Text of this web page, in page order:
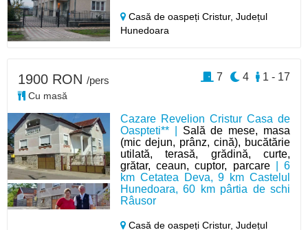
Casă de oaspeți Cristur,Județul
Hunedoara
Cazare Revelion Cristur Casa de
Oaspteti** | Sală de mese, masa
(mic dejun, prânz, cină), bucătărie
utilată, terasă, grădină, curte,
grătar, ceaun, cuptor, parcare| 6
km Cetatea Deva, 9 km Castelul
Hunedoara, 60 km pârtia de schi
Râusor
Casă de oaspeți Cristur,Județul
1900 RON /pers
Cu masă
1 - 17
4
7